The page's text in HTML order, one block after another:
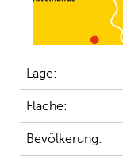
Lage:
Fläche:
Bevölkerung: